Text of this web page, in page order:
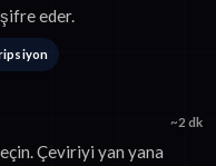
eder.
~2 dk
Çeviriyi yan yana